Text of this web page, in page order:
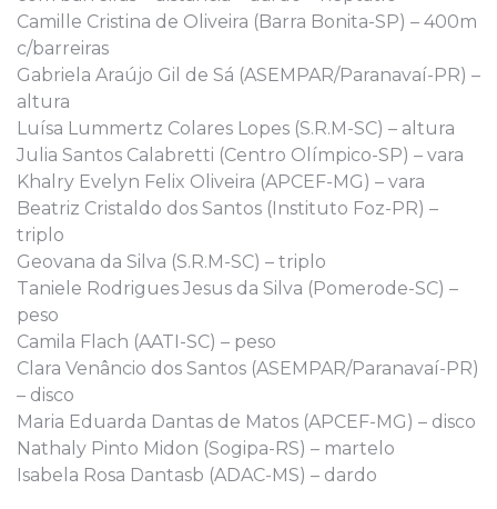
Camille Cristina de Oliveira (Barra Bonita-SP) – 400m
c/barreiras
Gabriela Araújo Gil de Sá (ASEMPAR/Paranavaí-PR) –
altura
Luísa Lummertz Colares Lopes (S.R.M-SC) – altura
Julia Santos Calabretti (Centro Olímpico-SP) – vara
Khalry Evelyn Felix Oliveira (APCEF-MG) – vara
Beatriz Cristaldo dos Santos (Instituto Foz-PR) –
triplo
Geovana da Silva (S.R.M-SC) – triplo
Taniele Rodrigues Jesus da Silva (Pomerode-SC) –
peso
Camila Flach (AATI-SC) – peso
Clara Venâncio dos Santos (ASEMPAR/Paranavaí-PR)
– disco
Maria Eduarda Dantas de Matos (APCEF-MG) – disco
Nathaly Pinto Midon (Sogipa-RS) – martelo
Isabela Rosa Dantasb (ADAC-MS) – dardo